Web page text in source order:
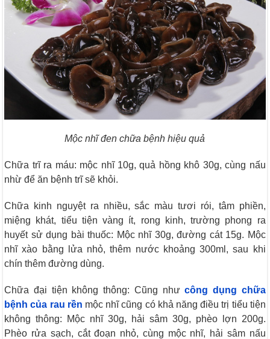
Mộc nhĩ đen chữa bệnh hiệu quả
Chữa trĩ ra máu: mộc nhĩ 10g, quả hồng khô 30g, cùng nấu
nhừ để ăn bệnh trĩ sẽ khỏi.
Chữa kinh nguyệt ra nhiều, sắc màu tươi rói, tâm phiền,
miệng khát, tiểu tiện vàng ít, rong kinh, trường phong ra
huyết sử dụng bài thuốc: Mộc nhĩ 30g, đường cát 15g. Mộc
nhĩ xào bằng lửa nhỏ, thêm nước khoảng 300ml, sau khi
chín thêm đường dùng.
Chữa đại tiện không thông: Cũng nhưcông dụng chữa
bệnh của rau rền mộc nhĩ cũng có khả năng điều trị tiểu tiện
không thông: Mộc nhĩ 30g, hải sâm 30g, phèo lợn 200g.
Phèo rửa sạch, cắt đoạn nhỏ, cùng mộc nhĩ, hải sâm nấu